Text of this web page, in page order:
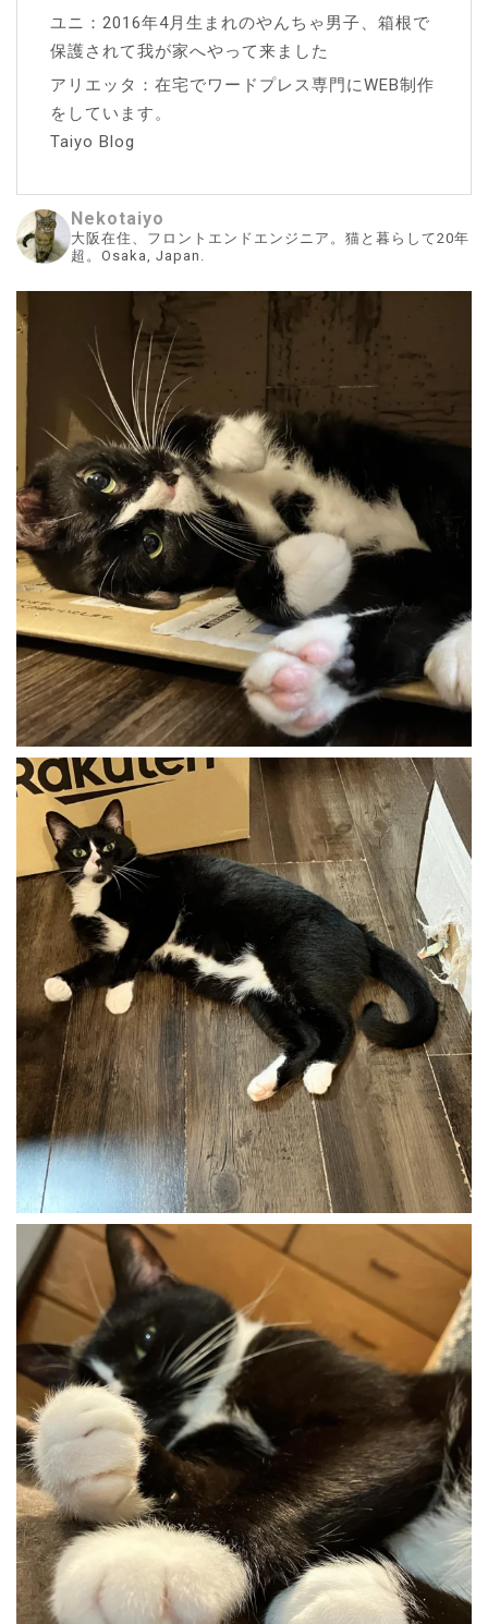
ユニ：2016年4月生まれのやんちゃ男子、箱根で
保護されて我が家へやって来ました
アリエッタ：在宅でワードプレス専門にWEB制作
をしています。
Taiyo Blog
Nekotaiyo
大阪在住、フロントエンドエンジニア。猫と暮らして20年
超。Osaka, Japan.